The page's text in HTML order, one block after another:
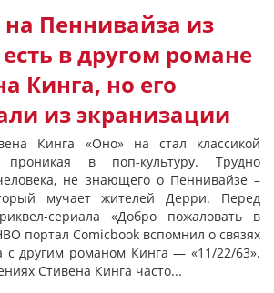
Пеннивайза из
в другом романе
Кинга, но его
из экранизации
Кинга «Оно» на стал классикой
проникая в поп-культуру. Трудно
не знающего о Пеннивайзе –
мучает жителей Дерри. Перед
сериала «Добро пожаловать в
портал Comicbook вспомнил о связях
с другим романом Кинга — «11/22/63».
Стивена Кинга часто...